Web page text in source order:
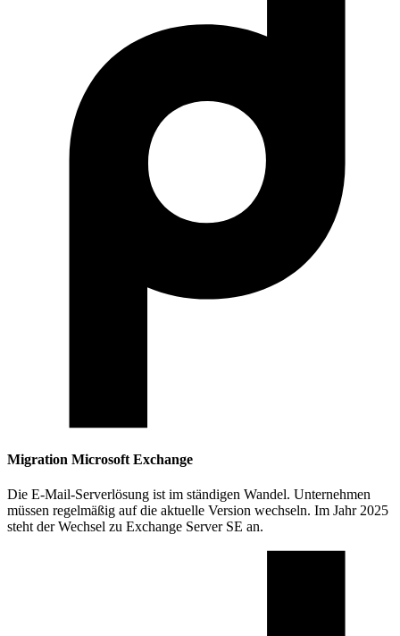
Migration Microsoft Exchange
Die E-Mail-Serverlösung ist im ständigen Wandel. Unternehmen
müssen regelmäßig auf die aktuelle Version wechseln. Im Jahr 2025
steht der Wechsel zu Exchange Server SE an.